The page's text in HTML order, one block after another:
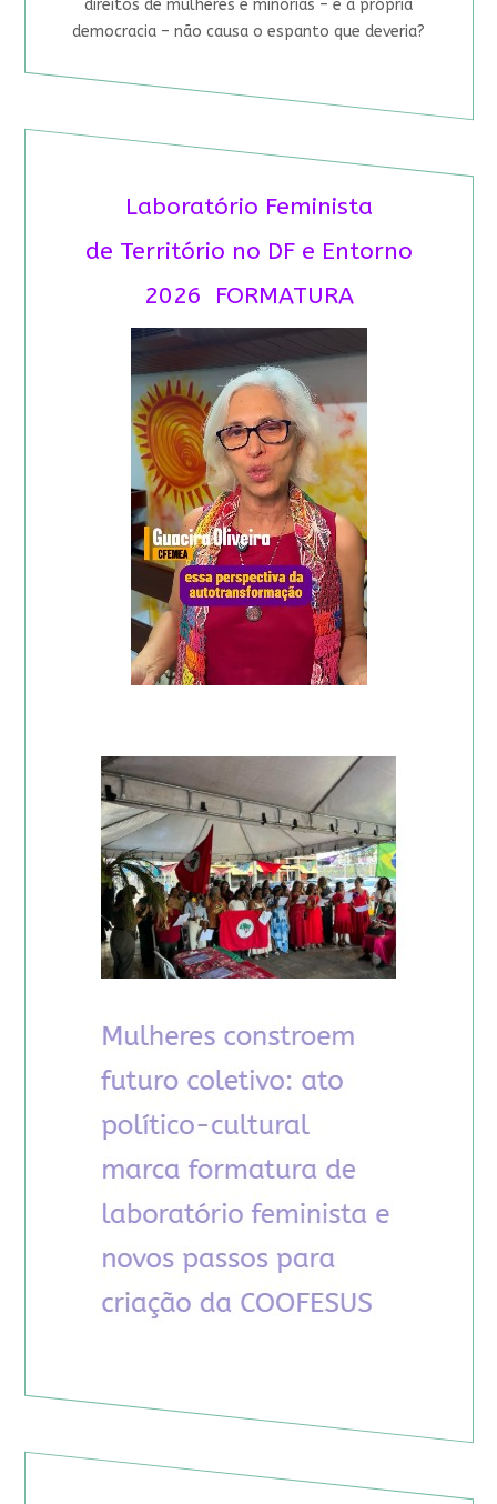
direitos de mulheres e minorias – e à própria
democracia – não causa o espanto que deveria?
Laboratório Feminista
de Território no DF e Entorno
2026 FORMATURA